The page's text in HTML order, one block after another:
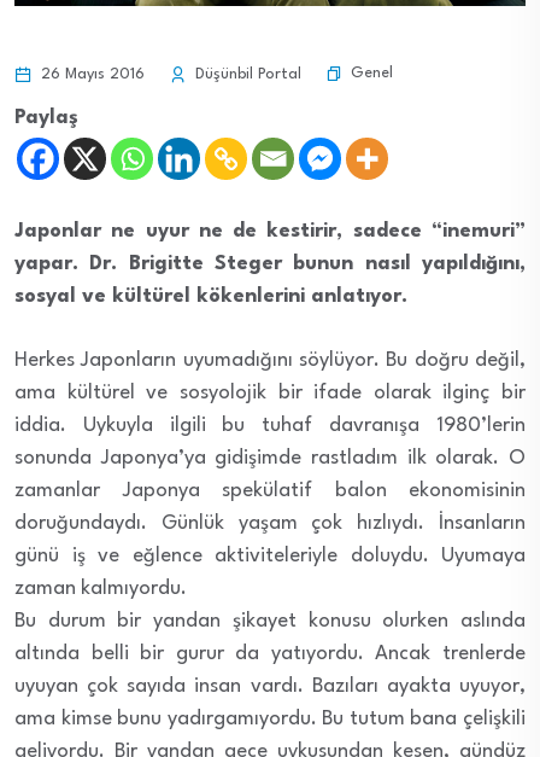
26 Mayıs 2016 Düşünbil Portal Genel
Paylaş
Japonlar ne uyur ne de kestirir, sadece “inemuri”
yapar. Dr. Brigitte Steger bunun nasıl yapıldığını,
sosyal ve kültürel kökenlerini anlatıyor.
Herkes Japonların uyumadığını söylüyor. Bu doğru değil,
ama kültürel ve sosyolojik bir ifade olarak ilginç bir
iddia. Uykuyla ilgili bu tuhaf davranışa 1980’lerin
sonunda Japonya’ya gidişimde rastladım ilk olarak. O
zamanlar Japonya spekülatif balon ekonomisinin
doruğundaydı. Günlük yaşam çok hızlıydı. İnsanların
günü iş ve eğlence aktiviteleriyle doluydu. Uyumaya
zaman kalmıyordu.
Bu durum bir yandan şikayet konusu olurken aslında
altında belli bir gurur da yatıyordu. Ancak trenlerde
uyuyan çok sayıda insan vardı. Bazıları ayakta uyuyor,
ama kimse bunu yadırgamıyordu. Bu tutum bana çelişkili
geliyordu. Bir yandan gece uykusundan kesen, gündüz